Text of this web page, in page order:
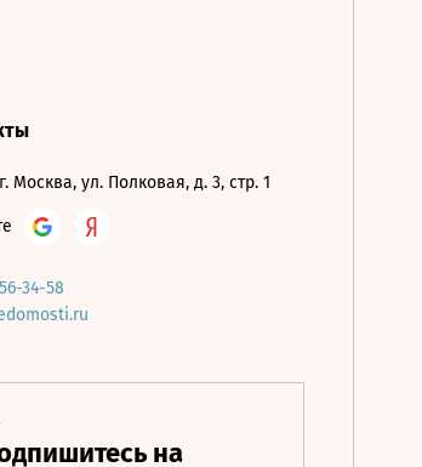
Москва, ул. Полковая, д. 3, стр. 1
34-58